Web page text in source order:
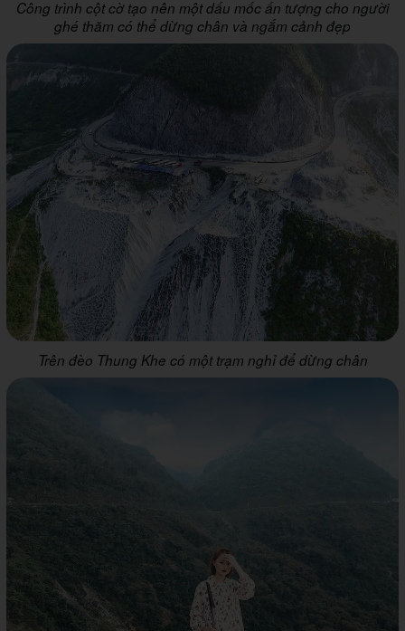
Công trình cột cờ tạo nên một dấu mốc ấn tượng cho người
ghé thăm có thể dừng chân và ngắm cảnh đẹp
Trên đèo Thung Khe có một trạm nghỉ để dừng chân